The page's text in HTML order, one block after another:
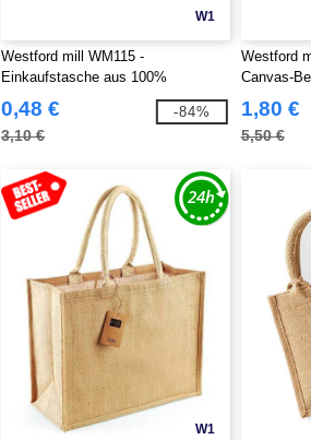
W1
Westford mill WM115 -
Einkaufstasche aus 100%
Baumwolle
0,48 €
3,10 €
-84%
Westford
Canvas-
1,80 €
5,50 €
W1